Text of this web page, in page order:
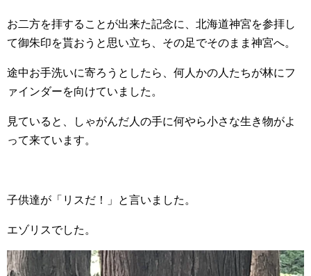
お二方を拝することが出来た記念に、北海道神宮を参拝し
て御朱印を貰おうと思い立ち、その足でそのまま神宮へ。
途中お手洗いに寄ろうとしたら、何人かの人たちが林にフ
ァインダーを向けていました。
見ていると、しゃがんだ人の手に何やら小さな生き物がよ
って来ています。
子供達が「リスだ！」と言いました。
エゾリスでした。